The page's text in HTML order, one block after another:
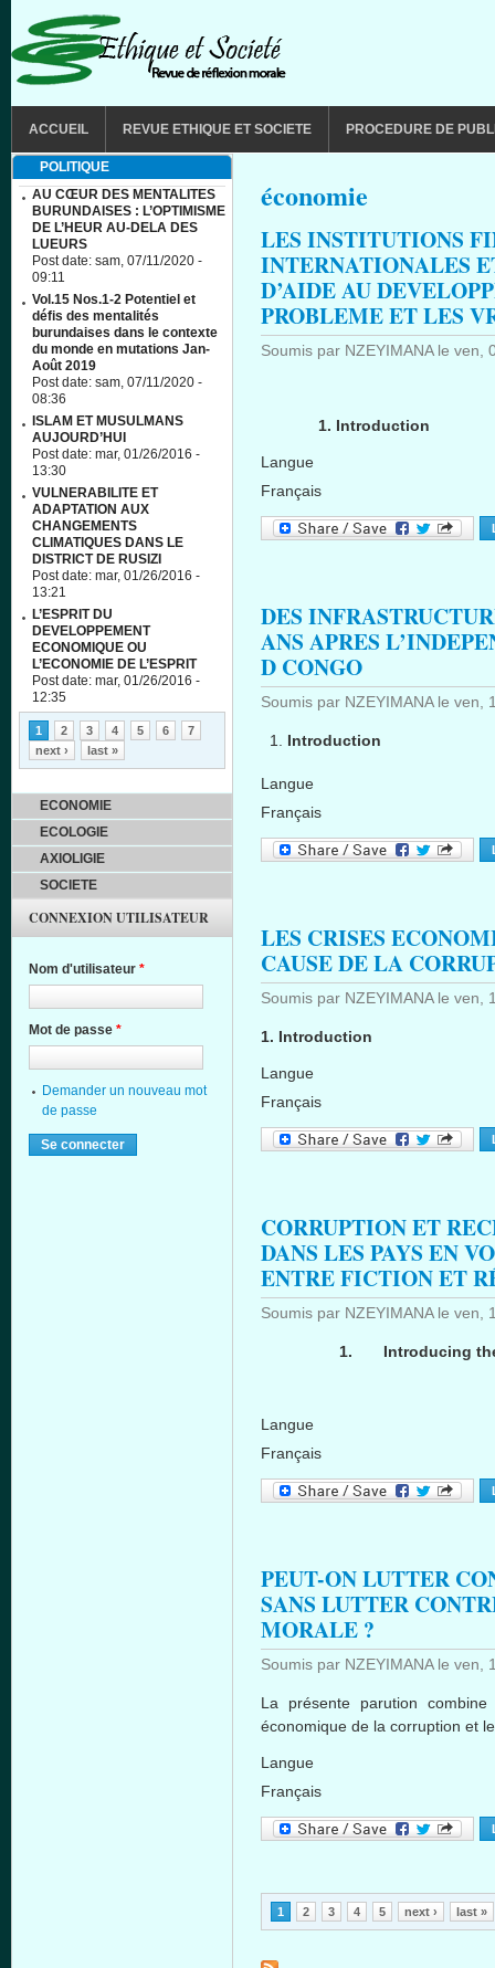
ACCUEIL REVUE ETHIQUE ET SOCIETE PROCEDURE DE
économie
LES INSTITUTIONS
INTERNATIONALES
D’AIDE AU
PROBLEME ET LES
Soumis par NZEYIMANAle ven,
1. Introduction
Langue
Français
DES
ANS APRES
D CONGO
Soumis par NZEYIMANAle ven,
Introduction
Langue
Français
LES CRISES
CAUSE DE LA
Soumis par NZEYIMANAle ven,
1. Introduction
Langue
Français
CORRUPTION ET
DANS LES PAYS EN
ENTRE FICTION ET
Soumis par NZEYIMANAle ven,
1. Introducing
Langue
Français
PEUT-ON LUTTER
SANS LUTTER
MORALE ?
Soumis par NZEYIMANAle ven,
La présente parution
économique de la corruption et
Langue
Français
Pages
1 2 3 4 5 next › last »
POLITIQUE
AU CŒUR DES MENTALITES
BURUNDAISES : L’OPTIMISME
DE L’HEUR AU-DELA DES
LUEURS
Post date: sam, 07/11/2020 -
09:11
Vol.15 Nos.1-2 Potentiel et
défis des mentalités
burundaises dans le contexte
du monde en mutations Jan-
Août 2019
Post date: sam, 07/11/2020 -
08:36
ISLAM ET MUSULMANS
AUJOURD’HUI
Post date: mar, 01/26/2016 -
13:30
VULNERABILITE ET
ADAPTATION AUX
CHANGEMENTS
CLIMATIQUES DANS LE
DISTRICT DE RUSIZI
Post date: mar, 01/26/2016 -
13:21
L’ESPRIT DU
DEVELOPPEMENT
ECONOMIQUE OU
L’ECONOMIE DE L’ESPRIT
Post date: mar, 01/26/2016 -
12:35
Pages
1 2 3 4 5 6
7
next ›
last »
ECONOMIE
ECOLOGIE
AXIOLIGIE
SOCIETE
CONNEXION UTILISATEUR
Nom d'utilisateur *
Mot de passe *
Demander un nouveau mot
de passe